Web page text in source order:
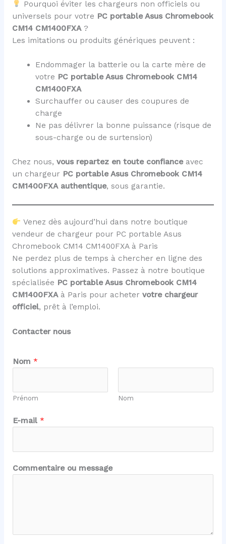
Pourquoi éviter les chargeurs non officiels ou
universels pour votre PC portable Asus Chromebook
CM14 CM1400FXA?
Les imitations ou produits génériques peuvent :
Endommager la batterie ou la carte mère de
votre PC portable Asus Chromebook CM14
CM1400FXA
Surchauffer ou causer des coupures de
charge
Ne pas délivrer la bonne puissance (risque de
sous-charge ou de surtension)
Chez nous, vous repartez en toute confianceavec
un chargeur PC portable Asus Chromebook CM14
CM1400FXA authentique, sous garantie.
Venez dès aujourd’hui dans notre boutique
vendeur de chargeur pour PC portable Asus
Chromebook CM14 CM1400FXA à Paris
Ne perdez plus de temps à chercher en ligne des
solutions approximatives. Passez à notre boutique
spécialisée PC portable Asus Chromebook CM14
CM1400FXAà Paris pour acheter votre chargeur
officiel, prêt à l’emploi.
Contacter nous
Nom *
Prénom Nom
m
e
s
a
g
s
E-mail *
Commentaire ou message